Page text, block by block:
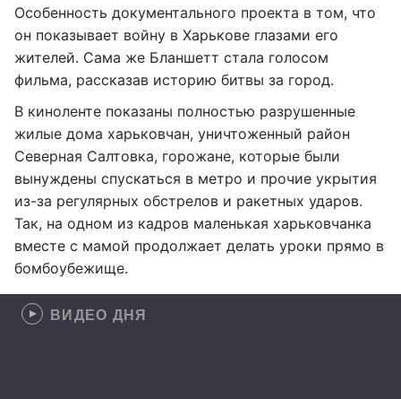
Особенность документального проекта в том, что
он показывает войну в Харькове глазами его
жителей. Сама же Бланшетт стала голосом
фильма, рассказав историю битвы за город.
В киноленте показаны полностью разрушенные
жилые дома харьковчан, уничтоженный район
Северная Салтовка, горожане, которые были
вынуждены спускаться в метро и прочие укрытия
из-за регулярных обстрелов и ракетных ударов.
Так, на одном из кадров маленькая харьковчанка
вместе с мамой продолжает делать уроки прямо в
бомбоубежище.
ВИДЕО ДНЯ